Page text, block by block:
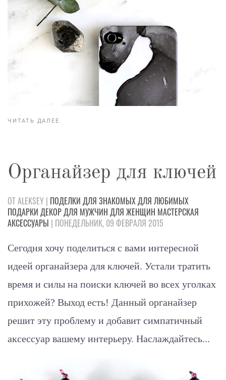
ЧИТАТЬ ДАЛЕЕ
Органайзер для ключей
ОТ ALEKSEY | ПОДЕЛКИ ДЛЯ ЗНАКОМЫХДЛЯ ЛЮБИМЫХ
ПОДАРКИ ДЕКОРДЛЯ МУЖЧИН ДЛЯ ЖЕНЩИН МАСТЕРСКАЯ
АКСЕССУАРЫ | ПОНЕДЕЛЬНИК, 09 ФЕВРАЛЯ 2015
Сегодня хочу поделиться с вами интересной
идеей органайзера для ключей. Устали тратить
время и силы на поиски ключей во всех уголках
прихожей? Выход есть! Данный органайзер
решит эту проблему и добавит симпатичный
аксессуар вашему интерьеру. Наслаждайтесь...